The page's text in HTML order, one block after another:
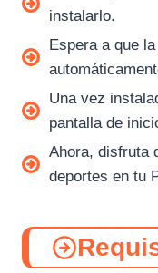
instalarlo.
Espera a que
Una vez
pantalla de
Ahora, disfruta
deportes en tu